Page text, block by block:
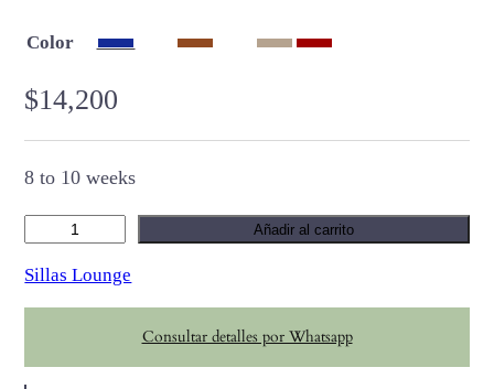
Color
$14,200
8 to 10 weeks
m
p
s
Añadir al carrito
Sillas Lounge
Consultar detalles por Whatsapp